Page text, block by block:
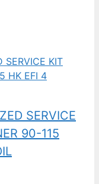
SERVICE
90-115